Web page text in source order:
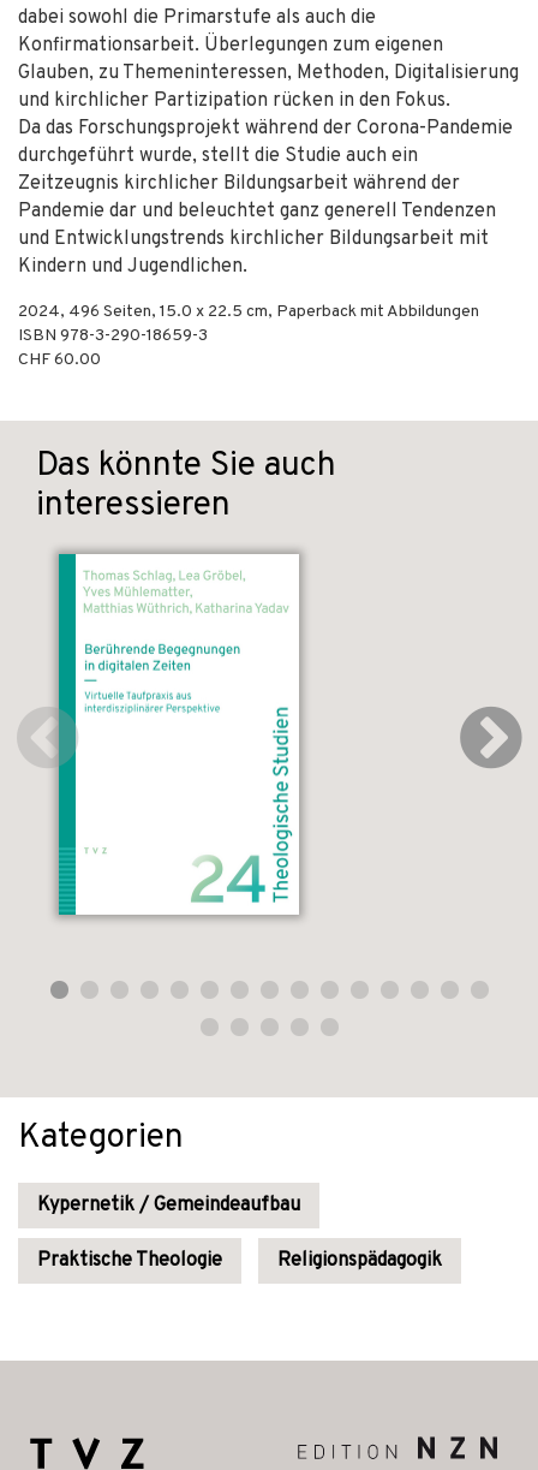
dabei sowohl die Primarstufe als auch die
Konfirmationsarbeit. Überlegungen zum eigenen
Glauben, zu Themeninteressen, Methoden, Digitalisierung
und kirchlicher Partizipation rücken in den Fokus.
Da das Forschungsprojekt während der Corona-Pandemie
durchgeführt wurde, stellt die Studie auch ein
Zeitzeugnis kirchlicher Bildungsarbeit während der
Pandemie dar und beleuchtet ganz generell Tendenzen
und Entwicklungstrends kirchlicher Bildungsarbeit mit
Kindern und Jugendlichen.
2024, 496 Seiten, 15.0 x 22.5 cm, Paperback mit Abbildungen
ISBN 978-3-290-18659-3
CHF 60.00
Das könnte Sie auch
interessieren
Kategorien
Kypernetik / Gemeindeaufbau
Praktische Theologie Religionspädagogik